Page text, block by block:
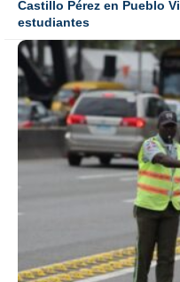
Castillo Pérez en Pueblo
estudiantes